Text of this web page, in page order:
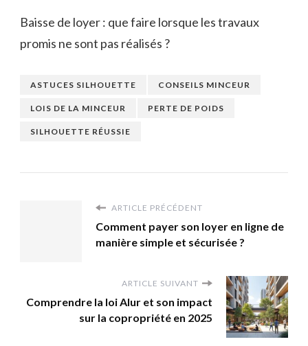
Baisse de loyer : que faire lorsque les travaux
promis ne sont pas réalisés ?
ASTUCES SILHOUETTE CONSEILS MINCEUR
LOIS DE LA MINCEUR PERTE DE POIDS
SILHOUETTE RÉUSSIE
ARTICLE PRÉCÉDENT
Comment payer son loyer en ligne de
manière simple et sécurisée ?
ARTICLE SUIVANT
Comprendre la loi Alur et son impact
sur la copropriété en 2025